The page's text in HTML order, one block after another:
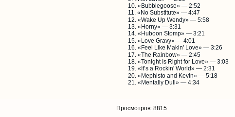
«Bubblegoose» — 2:52
«No Substitute» — 4:47
«Wake Up Wendy» — 5:58
«Horny» — 3:31
«Huboon Stomp» — 3:21
«Love Gravy» — 4:01
«Feel Like Makin' Love» — 3:26
«The Rainbow» — 2:45
«Tonight Is Right for Love» — 3:03
«It’s a Rockin' World» — 2:31
«Mephisto and Kevin» — 5:18
«Mentally Dull» — 4:34
Просмотров: 8815